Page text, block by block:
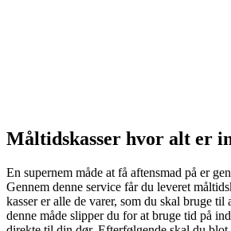
Måltidskasser hvor alt er
En supernem måde at få aftensmad på er
Gennem denne service får du leveret
kasser er alle de varer, som du skal bruge til
denne måde slipper du for at bruge tid på